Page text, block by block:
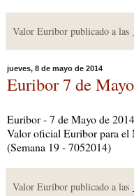
Valor Euribor publicado a las
jueves, 8 de mayo de 2014
Euribor 7 de
Euribor - 7 de Mayo de
Valor oficial Euribor para el
(Semana 19 - 7052014)
Valor Euribor publicado a las